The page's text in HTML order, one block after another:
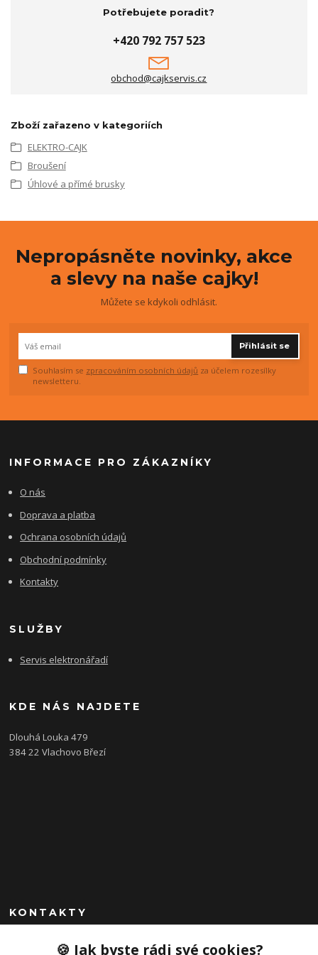
Potřebujete poradit?
+420 792 757 523
obchod@cajkservis.cz
Zboží zařazeno v kategoriích
ELEKTRO-CAJK
Broušení
Úhlové a přímé brusky
Nepropásněte novinky, akce
a slevy na naše cajky!
Můžete se kdykoli odhlásit.
Přihlásit se
Souhlasím se zpracováním osobních údajů za účelem rozesílky
newsletteru.
INFORMACE PRO ZÁKAZNÍKY
O nás
Doprava a platba
Ochrana osobních údajů
Obchodní podmínky
Kontakty
SLUŽBY
Servis elektronářadí
KDE NÁS NAJDETE
Dlouhá Louka 479
384 22 Vlachovo Březí
KONTAKTY
+420 792 757 523🍪 Jak byste rádi své cookies?